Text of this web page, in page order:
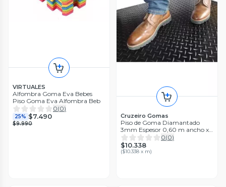
VIRTUALES
Alfombra Goma Eva Bebes
Piso Goma Eva Alfombra Beb
0(0)
25% $7.490
$9.990
Cruzeiro Gomas
Piso de Goma Diamantado
3mm Espesor 0,60 m ancho x 1
m lineal
0(0)
$10.338
($10.338 x m)